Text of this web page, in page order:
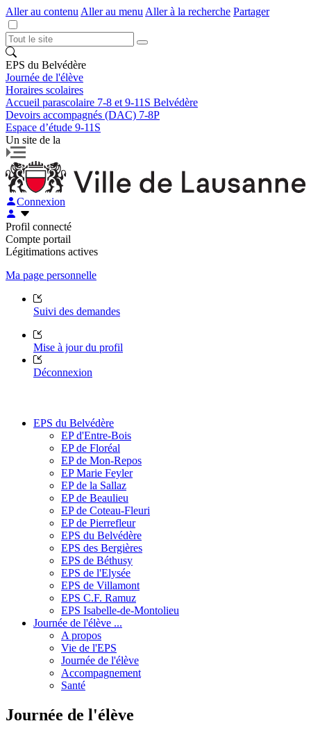
Aller au contenu Aller au menu Aller à la recherche Partager
EPS du Belvédère
Journée de l'élève
Horaires scolaires
Accueil parascolaire 7-8 et 9-11S Belvédère
Devoirs accompagnés (DAC) 7-8P
Espace d’étude 9-11S
Un site de la
Connexion
Profil connecté
Compte portail
Légitimations actives
Ma page personnelle
Suivi des demandes
Mise à jour du profil
Déconnexion
EPS du Belvédère
EP d'Entre-Bois
EP de Floréal
EP de Mon-Repos
EP Marie Feyler
EP de la Sallaz
EP de Beaulieu
EP de Coteau-Fleuri
EP de Pierrefleur
EPS du Belvédère
EPS des Bergières
EPS de Béthusy
EPS de l'Elysée
EPS de Villamont
EPS C.F. Ramuz
EPS Isabelle-de-Montolieu
Journée de l'élève ...
A propos
Vie de l'EPS
Journée de l'élève
Accompagnement
Santé
Journée de l'élève